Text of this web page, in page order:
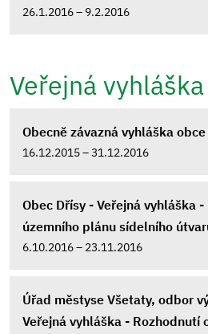
26.1.2016 – 9.2.2016
Veřejná vyhláška
Obecně závazná vyhláška
16.12.2015 – 31.12.2016
Obec Dřísy - Veřejná vyhláška
územního plánu sídelního
6.10.2016 – 23.11.2016
Úřad městyse Všetaty, odbor
Veřejná vyhláška - Rozhodnutí